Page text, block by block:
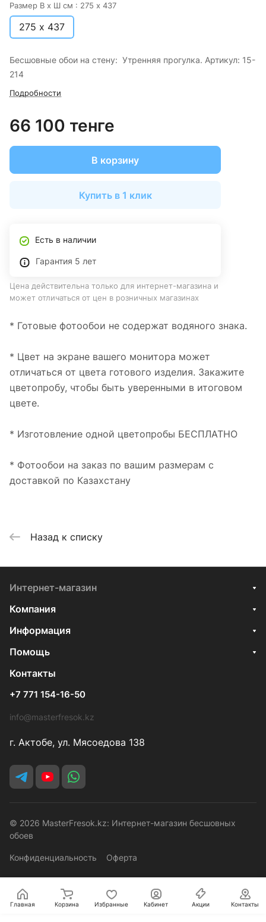
Размер В х Ш см : 275 х 437
275 х 437
Бесшовные обои на стену: Утренняя прогулка. Артикул: 15-
214
Подробности
66 100 тенге
В корзину
Купить в 1 клик
Есть в наличии
Гарантия 5 лет
Цена действительна только для интернет-магазина и
может отличаться от цен в розничных магазинах
* Готовые фотообои не содержат водяного знака.
* Цвет на экране вашего монитора может
отличаться от цвета готового изделия. Закажите
цветопробу, чтобы быть уверенными в итоговом
цвете.
* Изготовление одной цветопробы БЕСПЛАТНО
* Фотообои на заказ по вашим размерам с
доставкой по Казахстану
Назад к списку
Интернет-магазин
Компания
Информация
Помощь
Контакты
+7 771 154-16-50
info@masterfresok.kz
г. Актобе, ул. Мясоедова 138
© 2026 MasterFresok.kz: Интернет-магазин бесшовных
обоев
Конфиденциальность Оферта
Главная Корзина Избранные Кабинет Акции Контакты